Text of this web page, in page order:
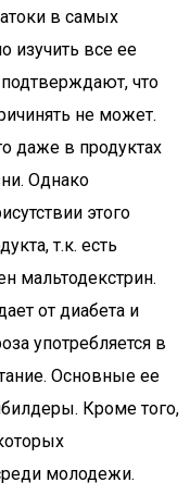
в самых
изучить все ее
что
не может.
даже в продуктах
Однако
этого
т.к. есть
мальтодекстрин.
от диабета и
употребляется в
Основные ее
Кроме того,
молодежи.